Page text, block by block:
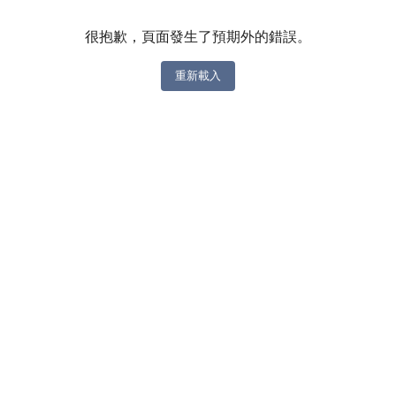
很抱歉，頁面發生了預期外的錯誤。
重新載入